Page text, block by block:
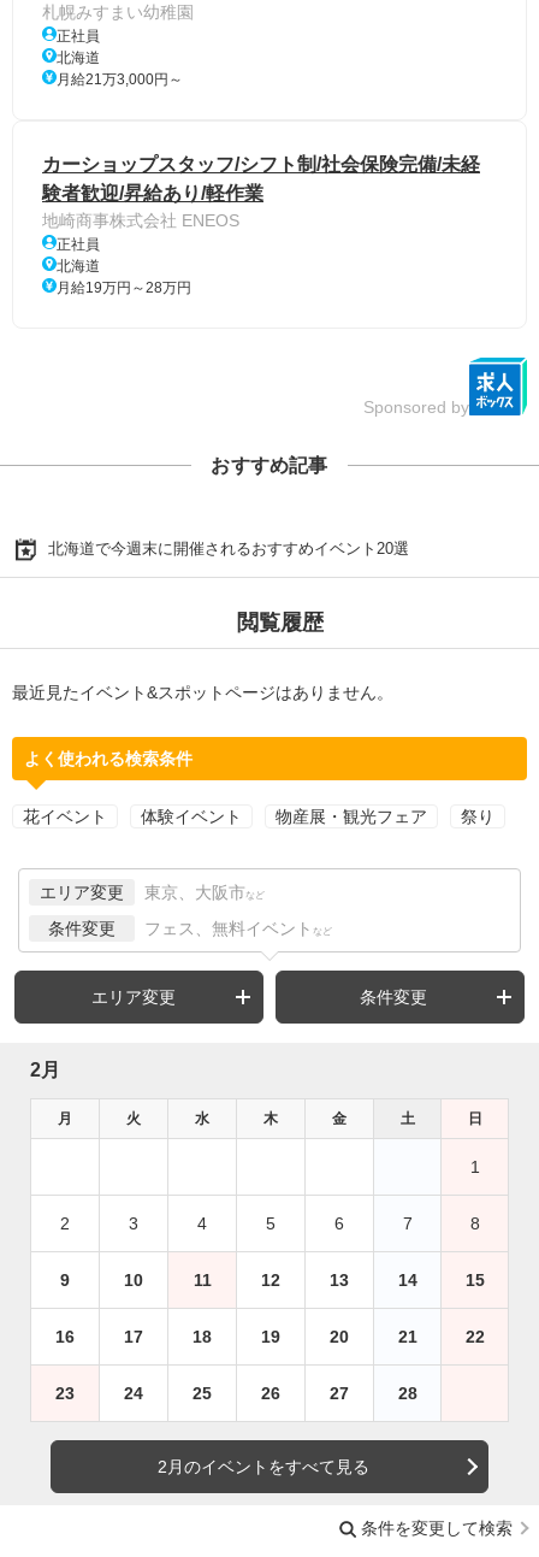
札幌みすまい幼稚園
正社員
北海道
月給21万3,000円～
カーショップスタッフ/シフト制/社会保険完備/未経
験者歓迎/昇給あり/軽作業
地崎商事株式会社 ENEOS
正社員
北海道
月給19万円～28万円
Sponsored by
おすすめ記事
北海道で今週末に開催されるおすすめイベント20選
閲覧履歴
最近見たイベント&スポットページはありません。
よく使われる検索条件
花イベント 体験イベント 物産展・観光フェア 祭り
エリア変更 東京、大阪市 など
条件変更 フェス、無料イベント など
エリア変更 条件変更
2月
月 火 水 木 金 土 日
1
2 3 4 5 6 7 8
9 10 11 12 13 14 15
16 17 18 19 20 21 22
23 24 25 26 27 28
2月のイベントをすべて見る
条件を変更して検索